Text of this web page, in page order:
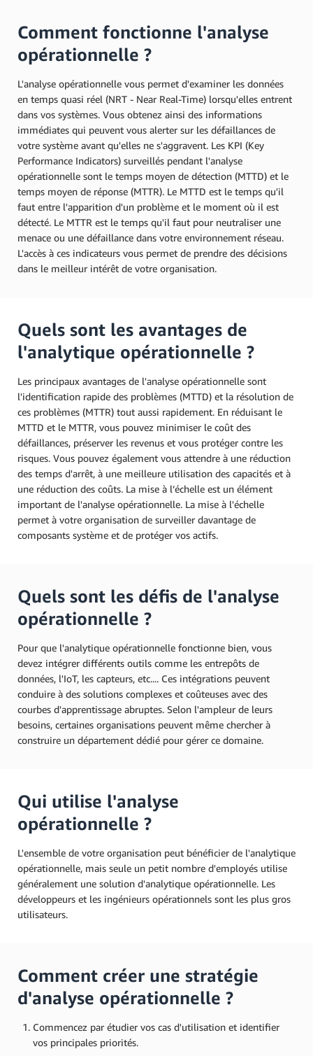
Comment fonctionne l'analyse
opérationnelle ?
L'analyse opérationnelle vous permet d'examiner les données
en temps quasi réel (NRT - Near Real-Time) lorsqu'elles entrent
dans vos systèmes. Vous obtenez ainsi des informations
immédiates qui peuvent vous alerter sur les défaillances de
votre système avant qu'elles ne s'aggravent. Les KPI (Key
Performance Indicators) surveillés pendant l'analyse
opérationnelle sont le temps moyen de détection (MTTD) et le
temps moyen de réponse (MTTR). Le MTTD est le temps qu'il
faut entre l'apparition d'un problème et le moment où il est
détecté. Le MTTR est le temps qu'il faut pour neutraliser une
menace ou une défaillance dans votre environnement réseau.
L'accès à ces indicateurs vous permet de prendre des décisions
dans le meilleur intérêt de votre organisation.
Quels sont les avantages de
l'analytique opérationnelle ?
Les principaux avantages de l'analyse opérationnelle sont
l'identification rapide des problèmes (MTTD) et la résolution de
ces problèmes (MTTR) tout aussi rapidement. En réduisant le
MTTD et le MTTR, vous pouvez minimiser le coût des
défaillances, préserver les revenus et vous protéger contre les
risques. Vous pouvez également vous attendre à une réduction
des temps d'arrêt, à une meilleure utilisation des capacités et à
une réduction des coûts. La mise à l’échelle est un élément
important de l'analyse opérationnelle. La mise à l'échelle
permet à votre organisation de surveiller davantage de
composants système et de protéger vos actifs.
Quels sont les défis de l'analyse
opérationnelle ?
Pour que l'analytique opérationnelle fonctionne bien, vous
devez intégrer différents outils comme les entrepôts de
données, l'IoT, les capteurs, etc.... Ces intégrations peuvent
conduire à des solutions complexes et coûteuses avec des
courbes d'apprentissage abruptes. Selon l'ampleur de leurs
besoins, certaines organisations peuvent même chercher à
construire un département dédié pour gérer ce domaine.
Qui utilise l'analyse
opérationnelle ?
L'ensemble de votre organisation peut bénéficier de l'analytique
opérationnelle, mais seule un petit nombre d'employés utilise
généralement une solution d'analytique opérationnelle. Les
développeurs et les ingénieurs opérationnels sont les plus gros
utilisateurs.
Comment créer une stratégie
d'analyse opérationnelle ?
Commencez par étudier vos cas d'utilisation et identifier
vos principales priorités.